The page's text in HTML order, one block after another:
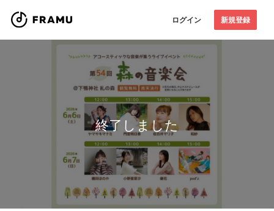
ログイン 新規登録
終了しました